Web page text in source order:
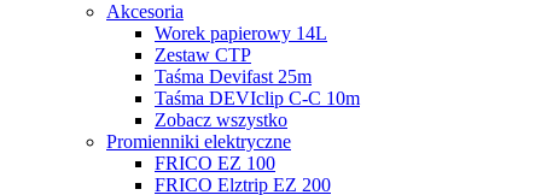
Akcesoria
Worek papierowy 14L
Zestaw CTP
Taśma Devifast 25m
Taśma DEVIclip C-C 10m
Zobacz wszystko
Promienniki elektryczne
FRICO EZ 100
FRICO Elztrip EZ 200